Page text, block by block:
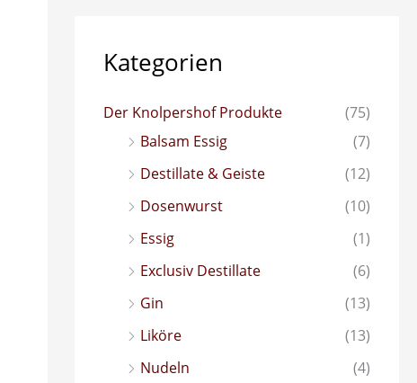
c
h
Kategorien
Der Knolpershof Produkte
(75)
Balsam Essig
(7)
Destillate & Geiste
(12)
Dosenwurst
(10)
Essig
(1)
Exclusiv Destillate
(6)
Gin
(13)
Liköre
(13)
Nudeln
(4)